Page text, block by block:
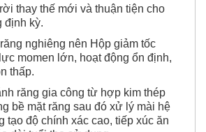
thay thế mới và thuận tiện cho
định kỳ.
nghiêng nên Hộp giảm tốc
momen lớn, hoạt động ổn định,
thấp.
răng gia công từ hợp kim thép
bề mặt răng sau đó xử lý mài hệ
tạo độ chính xác cao, tiếp xúc ăn